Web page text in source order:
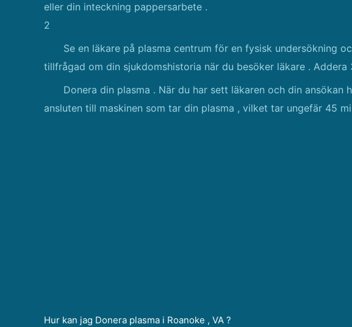
eller din inteckning pappersarbete .
2
Se en läkare på plasma centrum för en fysisk undersökning
tillfrågad om din sjukdomshistoria när du besöker läkare . Addera
Donera din plasma . När du har sett läkaren och din ansökan
ansluten till maskinen som tar din plasma , vilket tar ungefär 45
Hur kan jag Donera plasma i Roanoke , VA ?